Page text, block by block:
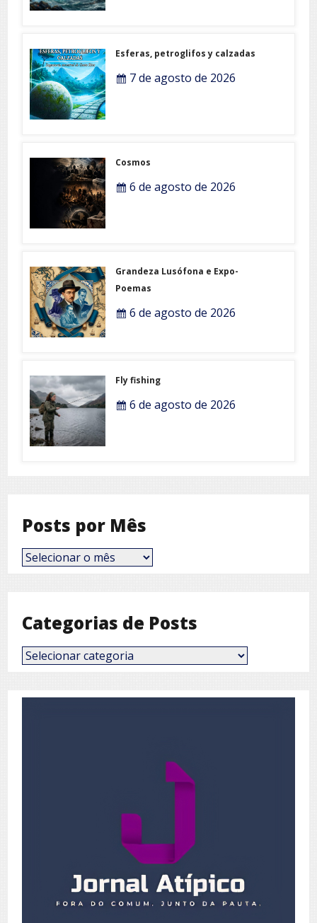
Esferas, petroglifos y calzadas
7 de agosto de 2026
Cosmos
6 de agosto de 2026
Grandeza Lusófona e Expo-
Poemas
6 de agosto de 2026
Fly fishing
6 de agosto de 2026
Posts por Mês
Posts
por
Categorias de Posts
Categorias
de